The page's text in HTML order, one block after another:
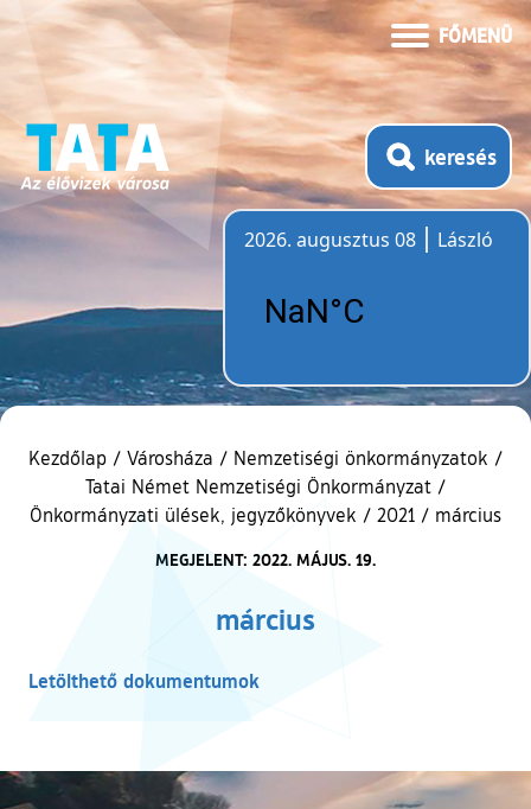
FŐMENÜ
keresés
2026. augusztus 08
László
Kezdőlap / Városháza / Nemzetiségi önkormányzatok /
Tatai Német Nemzetiségi Önkormányzat /
Önkormányzati ülések, jegyzőkönyvek / 2021 / március
MEGJELENT: 2022. MÁJUS. 19.
március
Letölthető dokumentumok